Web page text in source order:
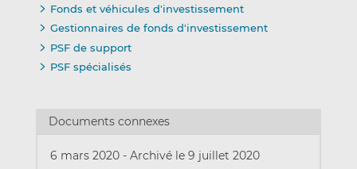
Fonds et véhicules d'investissement
Gestionnaires de fonds d'investissement
PSF de support
PSF spécialisés
Documents connexes
6 mars 2020 - Archivé le 9 juillet 2020